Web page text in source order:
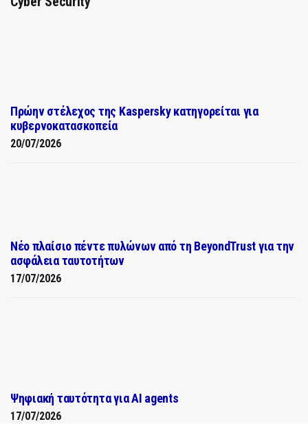
Πρώην στέλεχος της Kaspersky κατηγορείται για
κυβερνοκατασκοπεία
20/07/2026
Νέο πλαίσιο πέντε πυλώνων από τη BeyondTrust για την
ασφάλεια ταυτοτήτων
17/07/2026
Ψηφιακή ταυτότητα για AI agents
17/07/2026